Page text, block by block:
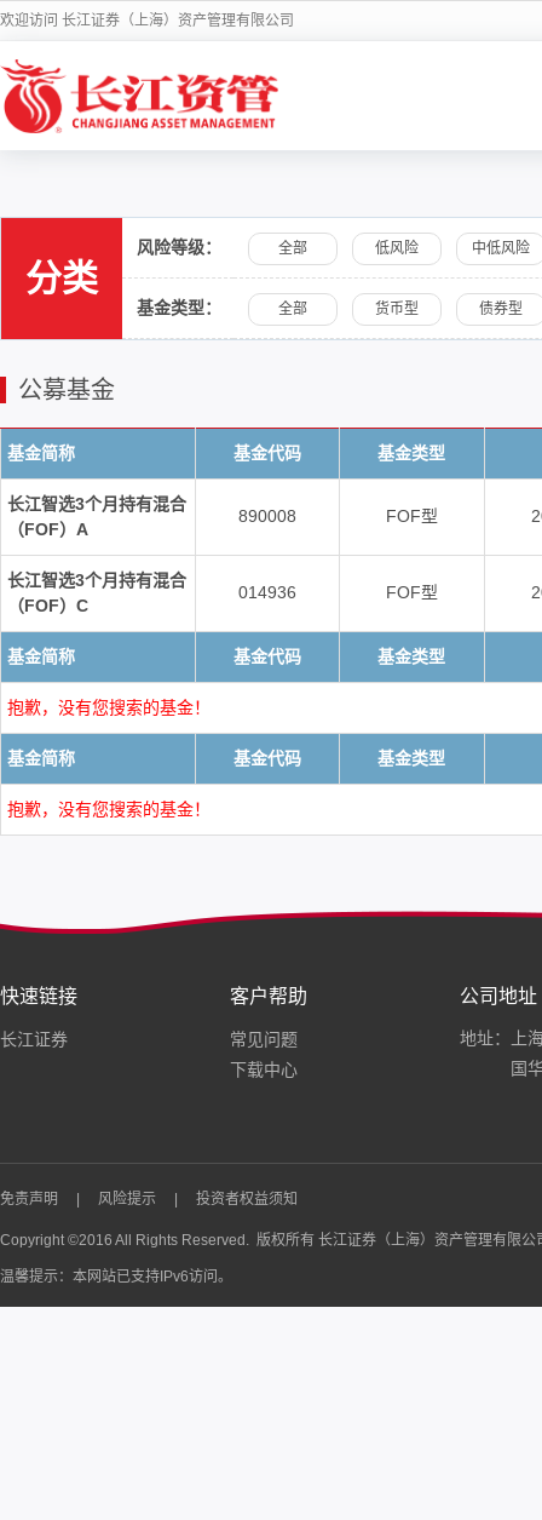
欢迎访问 长江证券（上海）资产管理有限公司
分类
风险等级： 全部 低风险 中低风险
基金类型： 全部 货币型 债券型
公募基金
基金简称 基金代码 基金类型
长江智选3个月持有混合
（FOF）A
890008 FOF型
长江智选3个月持有混合
（FOF）C
014936 FOF型
基金简称 基金代码 基金类型
抱歉，没有您搜索的基金！
基金简称 基金代码 基金类型
抱歉，没有您搜索的基金！
快速链接
长江证券
客户帮助
常见问题
下载中心
公司地址
地址：上
国
免责声明 风险提示 投资者权益须知
Copyright ©2016 All Rights Reserved. 版权所有 长江证券（上海）资产管理有限
温馨提示：本网站已支持IPv6访问。